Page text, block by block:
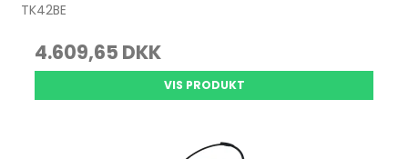
TK42BE
4.609,65 DKK
VIS PRODUKT